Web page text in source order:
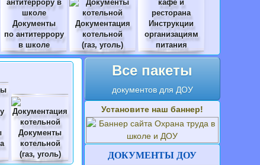
Документы
по антитеррору
в школе
Документация
котельной
(газ, уголь)
Инструкции
организациям
питания
Документы
котельной
(газ, уголь)
Все пакеты
документов для ДОУ
Установите наш баннер!
ДОКУМЕНТЫ ДОУ